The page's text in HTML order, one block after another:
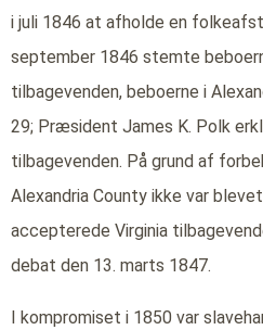
i juli 1846 at afholde en
september 1846 stemte
tilbagevenden, beboerne i
29; Præsident James K. Polk
tilbagevenden. På grund af
Alexandria County ikke var
accepterede Virginia
debat den 13. marts 1847.
I kompromiset i 1850 var